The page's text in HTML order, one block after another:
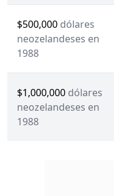
$500,000 dólares
neozelandeses en
1988
$1,000,000 dólares
neozelandeses en
1988